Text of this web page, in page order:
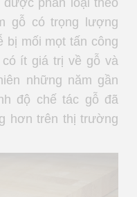
gỗ có trọng lượng
bị mối mọt tấn công
ít giá trị về gỗ và
những năm gần
độ chế tác gỗ đã
hơn trên thị trường